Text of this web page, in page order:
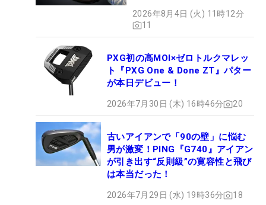
2026年8月4日 (火) 11時12分
11
PXG初の高MOI×ゼロトルクマレッ
ト『PXG One & Done ZT』パター
が本日デビュー！
2026年7月30日 (木) 16時46分 20
古いアイアンで「90の壁」に悩む
男が激変！PING『G740』アイアン
が引き出す“反則級”の寛容性と飛び
は本当だった！
2026年7月29日 (水) 19時36分 18